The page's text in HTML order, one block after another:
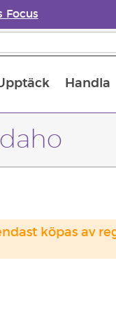
Focus
Handla
köpas av